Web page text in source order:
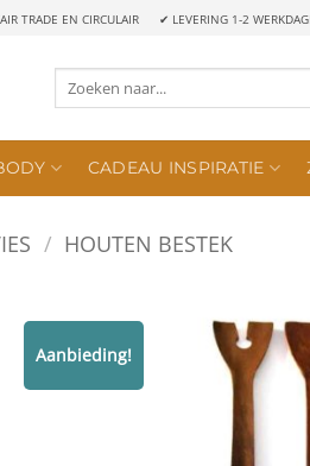
TRADE EN CIRCULAIR ✔ LEVERING 1-2
Zoeken
CADEAU INSPIRATIE
/ HOUTEN BESTEK
Aanbieding!